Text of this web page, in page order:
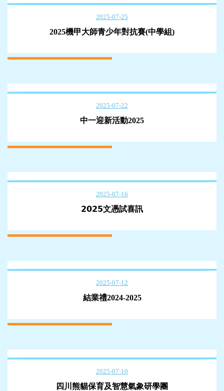
2025-07-25
2025機甲大師青少年對抗賽(中學組)
2025-07-22
中一迎新活動2025
2025-07-16
𝟮𝟬𝟮𝟱文憑試喜訊
2025-07-12
結業禮2024-2025
2025-07-10
四川熊貓保育及智慧氣象研學團